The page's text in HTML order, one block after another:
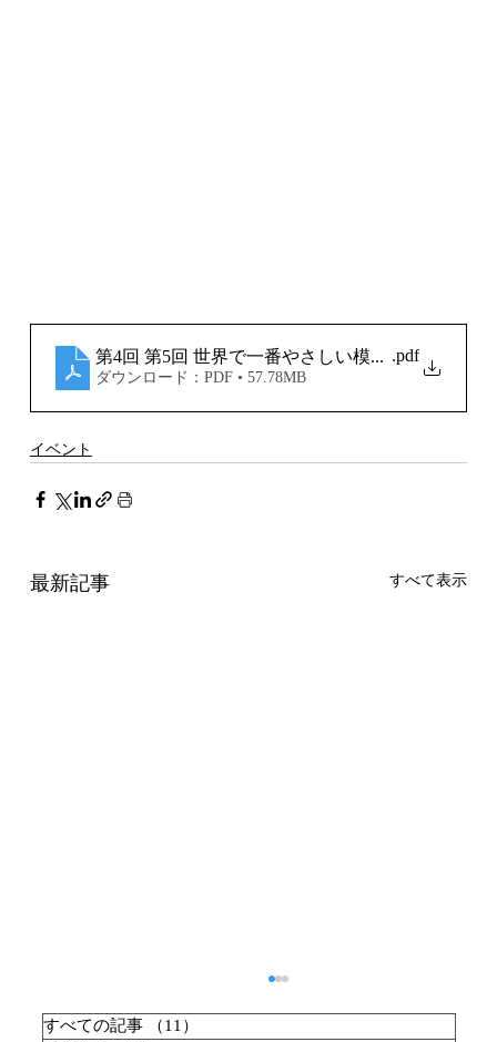
第4回 第5回 世界で一番やさしい模型教室
.pdf
ダウンロード：PDF • 57.78MB
イベント
最新記事 すべて表示
すべての記事 （11）